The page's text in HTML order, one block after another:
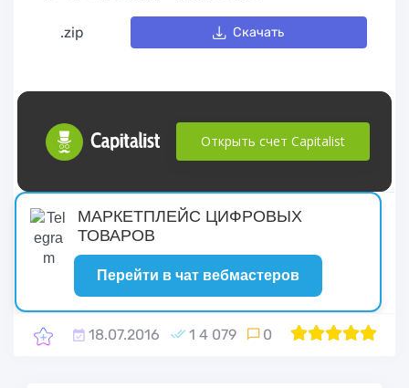
.zip Скачать
Открыть счет Capitalist
МАРКЕТПЛЕЙС ЦИФРОВЫХ
ТОВАРОВ
Перейти в чат вебмастеров
18.07.2016 1 4 079 0 100
1 2 3 4 5